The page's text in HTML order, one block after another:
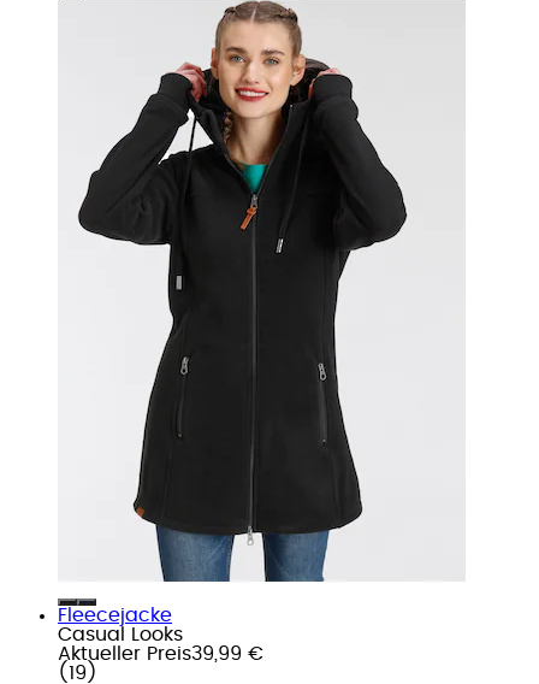
Fleecejacke
Casual Looks
Aktueller Preis39,99 €
( 19 )